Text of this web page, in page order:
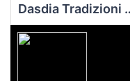
Dasdia